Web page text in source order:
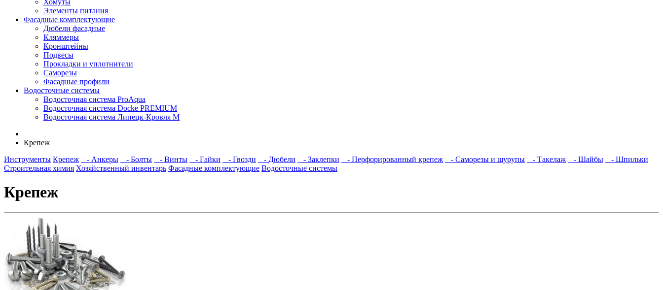
Хомуты
Элементы питания
Фасадные комплектующие
Дюбели фасадные
Кляммеры
Кронштейны
Подвесы
Прокладки и уплотнители
Саморезы
Фасадные профили
Водосточные системы
Водосточная система ProAqua
Водосточная система Docke PREMIUM
Водосточная система Липецк-Кровля М
Крепеж
Инструменты Крепеж - Анкеры - Болты - Винты - Гайки - Гвозди - Дюбели - Заклепки - Перфорированный крепеж - Саморезы и шурупы - Такелаж - Шайбы
- Шпильки
Строительная химия Хозяйственный инвентарь Фасадные комплектующие Водосточные системы
Крепеж